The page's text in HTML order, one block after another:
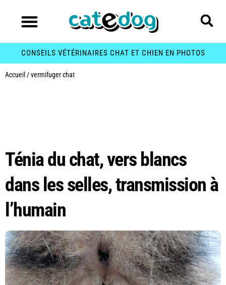
CONSEILS VÉTÉRINAIRES CHAT ET CHIEN EN PHOTOS
Accueil /vermifuger chat
Ténia du chat, vers blancs
dans les selles, transmission à
l’humain